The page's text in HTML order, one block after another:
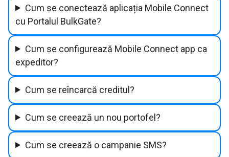
Cum se conectează aplicația Mobile Connect
cu Portalul BulkGate?
Cum se configurează Mobile Connect app ca
expeditor?
Cum se reîncarcă creditul?
Cum se creează un nou portofel?
Cum se creează o campanie SMS?